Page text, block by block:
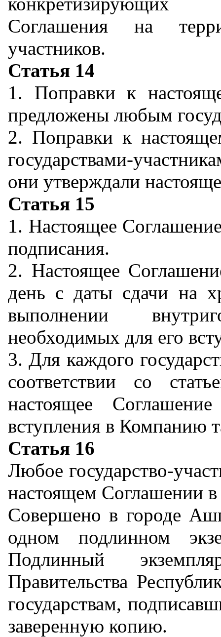
Соглашения на
участников.
Статья 14
1. Поправки к
предложены любым
2. Поправки к
государствами-
они утверждали
Статья 15
1. Настоящее
подписания.
2. Настоящее
день с даты сдачи на
выполнении
необходимых для его
3. Для каждого
соответствии со
настоящее
вступления в Компанию
Статья 16
Любое государство-
настоящем Соглашении
Совершено в городе
одном подлинном
Подлинный
Правительства
государствам,
заверенную копию.